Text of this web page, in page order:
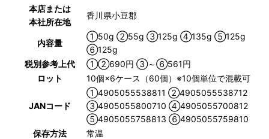
本店または
本社所在地
香川県小豆郡
内容量
①50g ②55g ③125g ④135g ⑤125g
⑥125g
税別参考上代
①②690円 ③～⑥561円
ロット
10個×6ケース（60個）※10個単位で混載可
JANコード
①4905055538811 ②4905055538712
③4905055800710 ④4905055700812
⑤4905055758813 ⑥4905055759810
保存方法
常温